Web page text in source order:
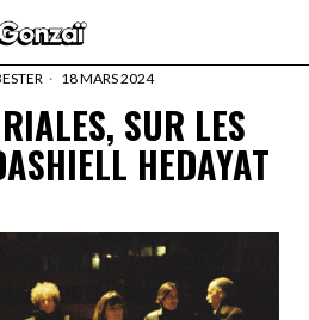
18 MARS 2024
SUR LES
HEDAYAT